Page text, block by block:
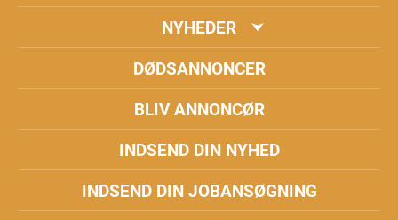
NYHEDER
DØDSANNONCER
BLIV ANNONCØR
INDSEND DIN NYHED
INDSEND DIN JOBANSØGNING